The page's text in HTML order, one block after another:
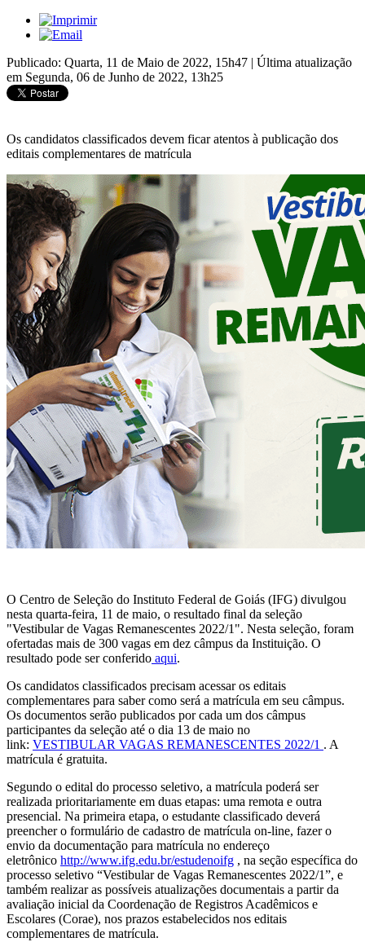
Publicado: Quarta, 11 de Maio de 2022, 15h47 | Última atualização
em Segunda, 06 de Junho de 2022, 13h25
Os candidatos classificados devem ficar atentos à publicação dos
editais complementares de matrícula
O Centro de Seleção do Instituto Federal de Goiás (IFG) divulgou
nesta quarta-feira, 11 de maio, o resultado final da seleção
"Vestibular de Vagas Remanescentes 2022/1". Nesta seleção, foram
ofertadas mais de 300 vagas em dez câmpus da Instituição. O
resultado pode ser conferido aqui.
Os candidatos classificados precisam acessar os editais
complementares para saber como será a matrícula em seu câmpus.
Os documentos serão publicados por cada um dos câmpus
participantes da seleção até o dia 13 de maio no
link: VESTIBULAR VAGAS REMANESCENTES 2022/1 . A
matrícula é gratuita.
Segundo o edital do processo seletivo, a matrícula poderá ser
realizada prioritariamente em duas etapas: uma remota e outra
presencial. Na primeira etapa, o estudante classificado deverá
preencher o formulário de cadastro de matrícula on-line, fazer o
envio da documentação para matrícula no endereço
eletrônico http://www.ifg.edu.br/estudenoifg , na seção específica do
processo seletivo “Vestibular de Vagas Remanescentes 2022/1”, e
também realizar as possíveis atualizações documentais a partir da
avaliação inicial da Coordenação de Registros Acadêmicos e
Escolares (Corae), nos prazos estabelecidos nos editais
complementares de matrícula.